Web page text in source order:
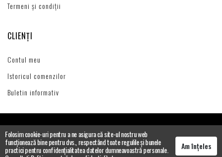
Folosim cookie-uri pentru a ne asigura că site-ul nostru web
funcționează bine pentru dvs., respectând toate regulile și bunele
practici pentru confidențialitatea datelor dumneavoastră personale. Am înțeles
Termeni și condiții
CLIENȚI
Contul meu
Istoricul comenzilor
Buletin informativ